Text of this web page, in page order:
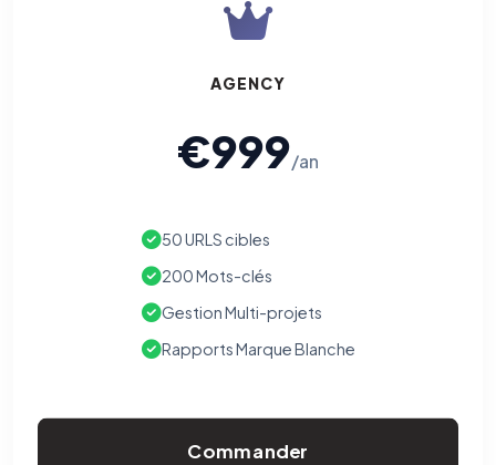
AGENCY
€999/an
50 URLS cibles
200 Mots-clés
Gestion Multi-projets
Rapports Marque Blanche
Commander